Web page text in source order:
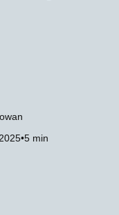
•5 min